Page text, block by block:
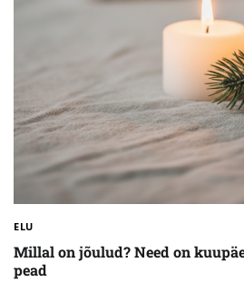
ELU
Millal on jõulud? Need on
pead